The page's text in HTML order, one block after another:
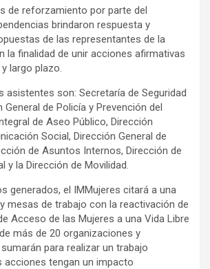
de reforzamiento por parte del
brindaron respuesta y
de las representantes de la
la finalidad de unir acciones afirmativas
largo plazo.
asistentes son: Secretaría de Seguridad
General de Policía y Prevención del
de Aseo Público, Dirección
Social, Dirección General de
de Asuntos Internos, Dirección de
y la Dirección de Movilidad.
generados, el IMMujeres citará a una
mesas de trabajo con la reactivación de
Acceso de las Mujeres a una Vida Libre
más de 20 organizaciones y
para realizar un trabajo
acciones tengan un impacto